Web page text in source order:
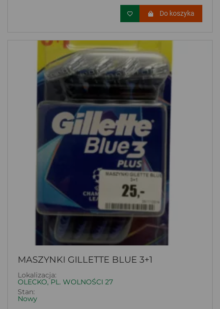
Do koszyka
MASZYNKI GILLETTE BLUE 3+1
Lokalizacja:
OLECKO, PL. WOLNOŚCI 27
Stan:
Nowy